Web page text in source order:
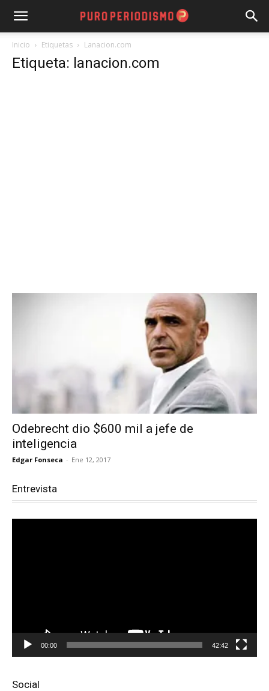
Inicio Etiquetas Lanacion.com
Etiqueta: lanacion.com
Odebrecht dio $600 mil a jefe de
inteligencia
Edgar Fonseca - Ene 12, 2017
Entrevista
00:00 42:42
Social